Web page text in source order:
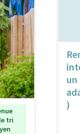
tri
un
)